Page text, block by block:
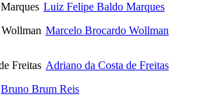
Luiz Felipe Baldo Marques
Marcelo Brocardo Wollman
Adriano da Costa de Freitas
Bruno Brum Reis